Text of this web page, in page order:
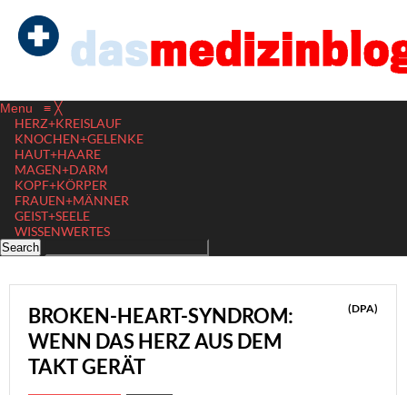
Menu ≡ ╳
HERZ+KREISLAUF
KNOCHEN+GELENKE
HAUT+HAARE
MAGEN+DARM
KOPF+KÖRPER
FRAUEN+MÄNNER
GEIST+SEELE
WISSENWERTES
BROKEN-HEART-SYNDROM:
WENN DAS HERZ AUS DEM
TAKT GERÄT
(DPA)